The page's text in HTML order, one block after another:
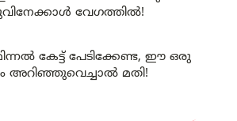
വേഗത്തിൽ!
കേട്ട് പേടിക്കേണ്ട, ഈ ഒരു
അറിഞ്ഞുവെച്ചാൽ മതി!